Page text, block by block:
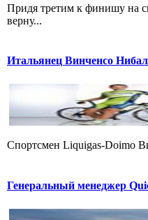
Придя третим к финишу на
верну...
Итальянец Винченсо
Cпортсмен Liquigas-Doimo
Генеральный менеджер